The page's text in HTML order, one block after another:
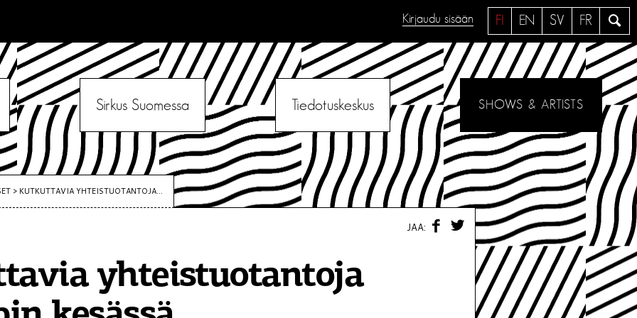
a
e
FI EN SV FR
Kirjaudu sisään
Sirkus Suomessa Tiedotuskeskus SHOWS & ARTISTS
> KUTKUTTAVIA YHTEISTUOTANTOJA...
yhteistuotantoja
JAA:
F
W